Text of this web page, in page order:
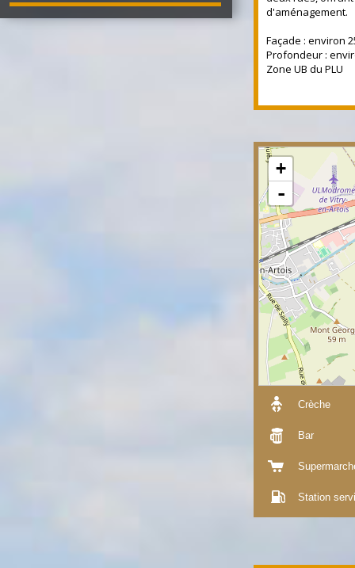
d'aménagement.
Façade : environ
Profondeur :
Zone UB du PLU
+
-
Crèche
Bar
Station